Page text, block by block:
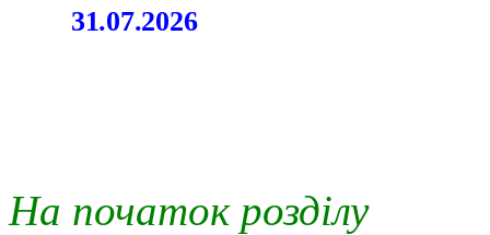
31.07.2026
На початок розділу